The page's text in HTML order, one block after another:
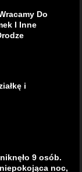
Do
I Inne
i
9 osób.
noc,